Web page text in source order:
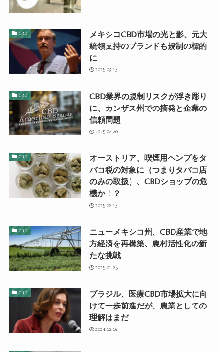
CBD
メキシコCBD市場の光と影、元大
統領支持のブランドも規制の標的
に
2025.03.13
CBD
CBD業界の規制リスクが浮き彫り
に、カンザス州での摘発と企業の
信頼問題
2025.02.20
CBD
オーストリア、喫煙用ヘンプをタ
バコ税の対象に（つまりタバコ店
のみの取扱）、CBDショップの危
機か！？
2025.02.13
CBD
ニューメキシコ州、CBD産業で地
方経済を再構築、農村活性化の新
たな挑戦
2025.01.25
CBD
ブラジル、医療CBD市場拡大に向
けて一歩前進だが、農業としての
理解はまだ
2024.12.16